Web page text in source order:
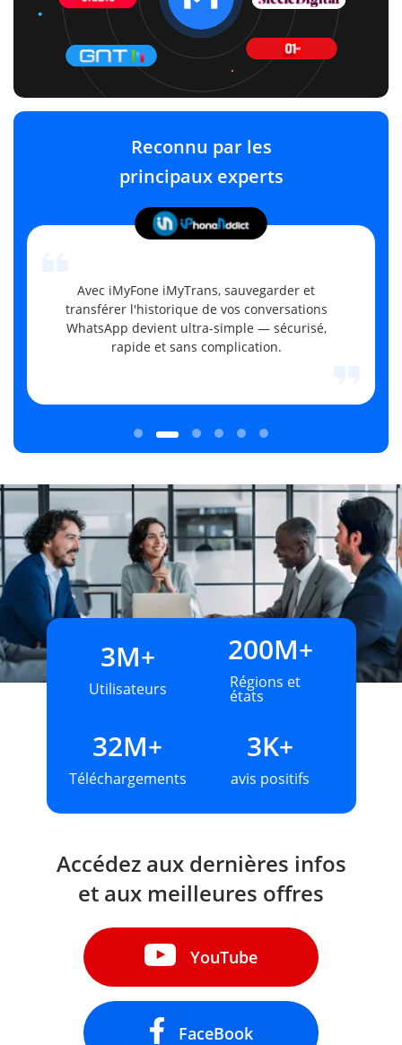
Reconnu par les
principaux experts
Avec iMyFone iMyTrans, sauvegarder et
transférer l'historique de vos conversations
WhatsApp devient ultra-simple — sécurisé,
rapide et sans complication.
3M+
Utilisateurs
200M+
Régions et
états
32M+
Téléchargements
3K+
avis positifs
Accédez aux dernières infos
et aux meilleures offres
YouTube
FaceBook